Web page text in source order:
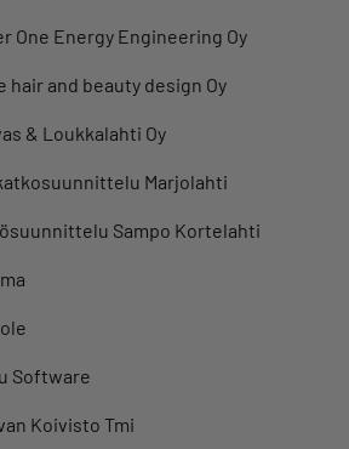
One Energy Engineering Oy
hair and beauty design Oy
& Loukkalahti Oy
Marjolahti
Sampo Kortelahti
Software
Koivisto Tmi